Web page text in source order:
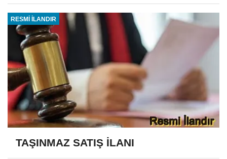
RESMİ İLANDIR
TAŞINMAZ SATIŞ İLANI